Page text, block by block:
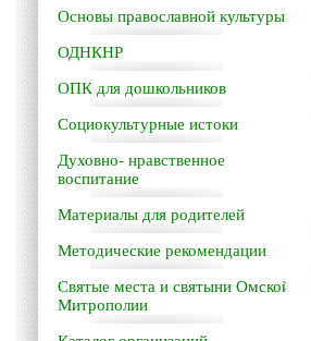
Основы православной культуры
ОДНКНР
ОПК для дошкольников
Социокультурные истоки
Духовно- нравственное
воспитание
Материалы для родителей
Методические рекомендации
Святые места и святыни Омской
Митрополии